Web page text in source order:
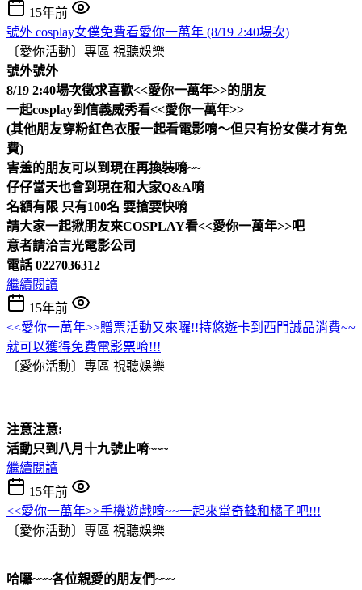
15年前
號外 cosplay女僕免費看愛你一萬年 (8/19 2:40場次)
〔愛你活動〕專區 視聽娛樂
號外號外
8/19 2:40場次徵求喜歡<<愛你一萬年>>的朋友
一起cosplay到信義威秀看<<愛你一萬年>>
(其他朋友穿粉紅色衣服一起看電影唷～但只有扮女僕才有免
費)
害羞的朋友可以到現在再換裝唷~~
仔仔當天也會到現在和大家Q&A唷
名額有限 只有100名 要搶要快唷
請大家一起揪朋友來COSPLAY看<<愛你一萬年>>吧
意者請洽吉光電影公司
電話 0227036312
繼續閱讀
15年前
<<愛你一萬年>>贈票活動又來囉!!持悠遊卡到西門誠品消費~~
就可以獲得免費電影票唷!!!
〔愛你活動〕專區 視聽娛樂
注意注意:
活動只到八月十九號止唷~~~
繼續閱讀
15年前
<<愛你一萬年>>手機遊戲唷~~一起來當奇鋒和橘子吧!!!
〔愛你活動〕專區 視聽娛樂
哈囉~~~各位親愛的朋友們~~~